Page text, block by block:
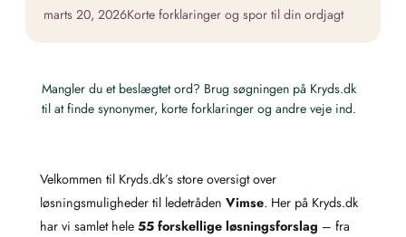
marts 20, 2026Korte forklaringer og spor til din ordjagt
Mangler du et beslægtet ord? Brug søgningen på Kryds.dk
til at finde synonymer, korte forklaringer og andre veje ind.
Velkommen til Kryds.dk’s store oversigt over
løsningsmuligheder til ledetråden Vimse. Her på Kryds.dk
har vi samlet hele 55 forskellige løsningsforslag – fra